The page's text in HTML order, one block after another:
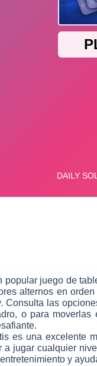
popular juego de
alternos en
Consulta las
o para
es una excelente
a jugar cualquier
y